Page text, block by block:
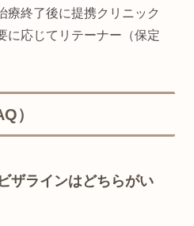
療終了後に提携クリニック
に応じてリテーナー（保定
）
ザラインはどちらがい